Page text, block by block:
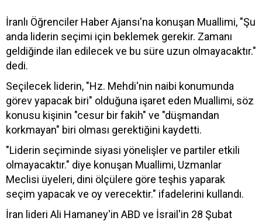
İranlı Öğrenciler Haber Ajansı'na konuşan Muallimi, "Şu
anda liderin seçimi için beklemek gerekir. Zamanı
geldiğinde ilan edilecek ve bu süre uzun olmayacaktır."
dedi.
Seçilecek liderin, "Hz. Mehdi'nin naibi konumunda
görev yapacak biri" olduğuna işaret eden Muallimi, söz
konusu kişinin "cesur bir fakih" ve "düşmandan
korkmayan" biri olması gerektiğini kaydetti.
"Liderin seçiminde siyasi yönelişler ve partiler etkili
olmayacaktır." diye konuşan Muallimi, Uzmanlar
Meclisi üyeleri, dini ölçülere göre teşhis yaparak
seçim yapacak ve oy verecektir." ifadelerini kullandı.
İran lideri Ali Hamaney'in ABD ve İsrail'in 28 Şubat